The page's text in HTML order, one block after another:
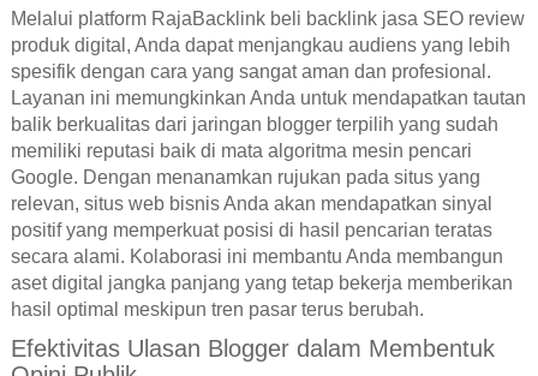
Melalui platform RajaBacklink beli backlink jasa SEO review
produk digital, Anda dapat menjangkau audiens yang lebih
spesifik dengan cara yang sangat aman dan profesional.
Layanan ini memungkinkan Anda untuk mendapatkan tautan
balik berkualitas dari jaringan blogger terpilih yang sudah
memiliki reputasi baik di mata algoritma mesin pencari
Google. Dengan menanamkan rujukan pada situs yang
relevan, situs web bisnis Anda akan mendapatkan sinyal
positif yang memperkuat posisi di hasil pencarian teratas
secara alami. Kolaborasi ini membantu Anda membangun
aset digital jangka panjang yang tetap bekerja memberikan
hasil optimal meskipun tren pasar terus berubah.
Efektivitas Ulasan Blogger dalam Membentuk